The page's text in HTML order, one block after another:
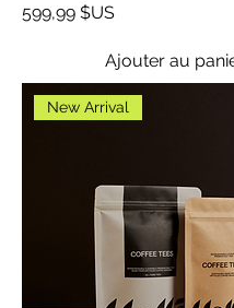
Prix
599,99 $US
Ajouter au
New Arrival